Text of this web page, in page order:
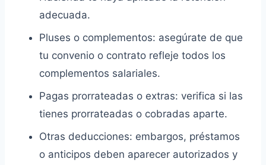
adecuada.
Pluses o complementos: asegúrate de que
tu convenio o contrato refleje todos los
complementos salariales.
Pagas prorrateadas o extras: verifica si las
tienes prorrateadas o cobradas aparte.
Otras deducciones: embargos, préstamos
o anticipos deben aparecer autorizados y